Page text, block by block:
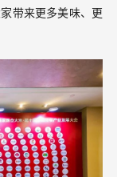
带来更多美味、更